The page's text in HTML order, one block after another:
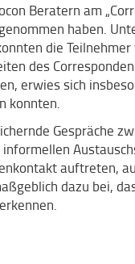
Beratern am
haben.
die Teilnehmer
des
erwies sich
konnten.
Gespräche
auftreten,
dazu bei,